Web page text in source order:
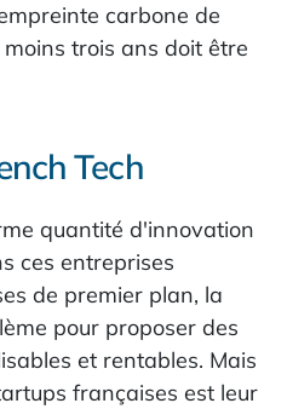
carbone de
trois ans doit être
Tech
quantité d'innovation
ces entreprises
de premier plan, la
pour proposer des
et rentables. Mais
françaises est leur